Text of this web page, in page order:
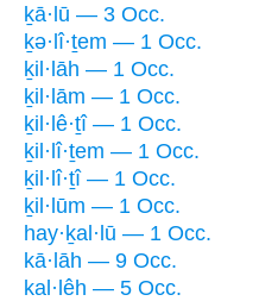
ḵā·lū — 3 Occ.
ḵə·lî·ṯem — 1 Occ.
ḵil·lāh — 1 Occ.
ḵil·lām — 1 Occ.
ḵil·lê·ṯî — 1 Occ.
ḵil·lî·ṯem — 1 Occ.
ḵil·lî·ṯî — 1 Occ.
ḵil·lūm — 1 Occ.
hay·ḵal·lū — 1 Occ.
kā·lāh — 9 Occ.
kal·lêh — 5 Occ.